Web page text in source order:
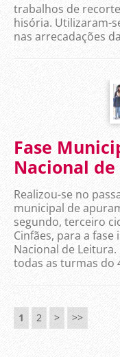
trabalhos de
hisória. Utilizaram-
nas arrecadações
Fase
Nacional
Realizou-se no
municipal de
segundo, terceiro
Cinfães, para a
Nacional de
todas as turmas do
1 2 > >>